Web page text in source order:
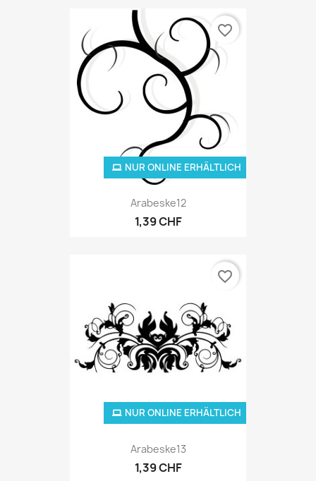
Arabeske12
1,39 CHF
NUR ONLINE ERHÄLTLICH
favorite_border
Arabeske13
1,39 CHF
NUR ONLINE ERHÄLTLICH
favorite_border